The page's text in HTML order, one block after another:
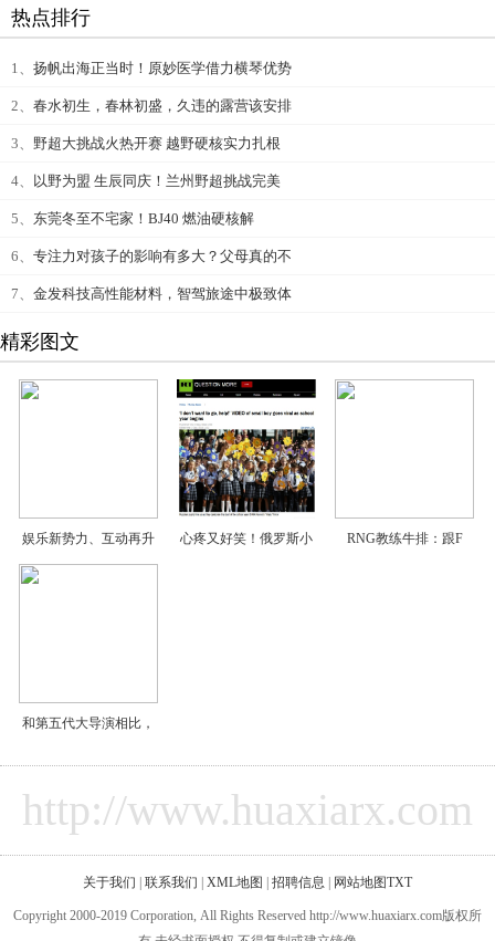
热点排行
1、 扬帆出海正当时！原妙医学借力横琴优势
2、 春水初生，春林初盛，久违的露营该安排
3、 野超大挑战火热开赛 越野硬核实力扎根
4、 以野为盟 生辰同庆！兰州野超挑战完美
5、 东莞冬至不宅家！BJ40 燃油硬核解
6、 专注力对孩子的影响有多大？父母真的不
7、 金发科技高性能材料，智驾旅途中极致体
精彩图文
娱乐新势力、互动再升 心疼又好笑！俄罗斯小 RNG教练牛排：跟F
和第五代大导演相比，
http://www.huaxiarx.com
关于我们 联系我们 XML地图 招聘信息 网站地图TXT
Copyright 2000-2019 Corporation, All Rights Reserved http://www.huaxiarx.com版权所